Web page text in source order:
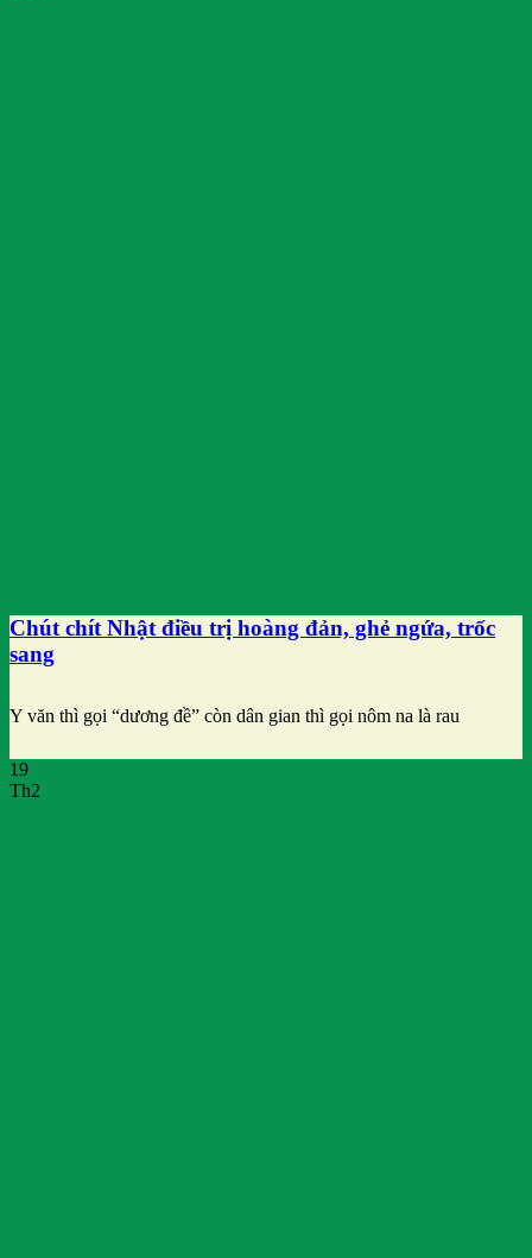
Chút chít Nhật điều trị hoàng đản, ghẻ ngứa, trốc
sang
Y văn thì gọi “dương đề” còn dân gian thì gọi nôm na là rau
19
Th2